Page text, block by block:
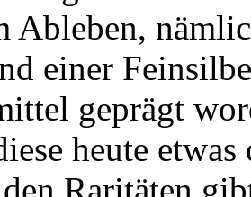
Ableben,
einer
geprägt
heute
Raritäten